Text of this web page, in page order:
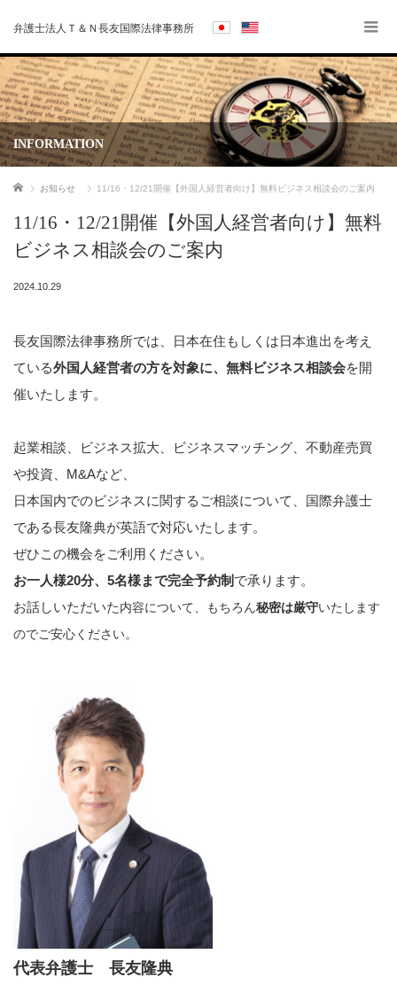
弁護士法人Ｔ＆Ｎ長友国際法律事務所
INFORMATION
ホーム お知らせ 11/16・12/21開催【外国人経営者向け】無料ビジネス相談会のご案内
11/16・12/21開催【外国人経営者向け】無料
ビジネス相談会のご案内
2024.10.29
長友国際法律事務所では、日本在住もしくは日本進出を考え
ている外国人経営者の方を対象に、 無料ビジネス相談会を開
催いたします。
起業相談、ビジネス拡大、ビジネスマッチング、不動産売買
や投資、M&Aなど、
日本国内でのビジネスに関するご相談について、国際弁護士
である長友隆典が英語で対応いたします。
ぜひこの機会をご利用ください。
お一人様20分、5名様まで完全予約制 で承ります。
お話しいただいた内容について、もちろん秘密は厳守いたします
のでご安心ください。
代表弁護士 長友隆典